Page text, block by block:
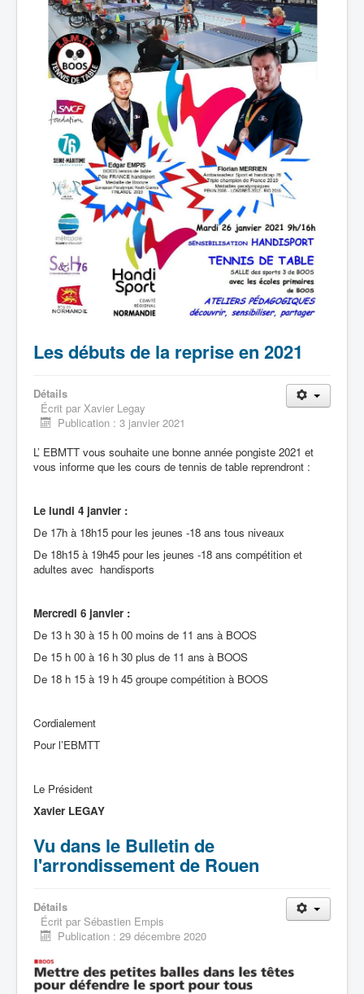
Les débuts de la reprise en 2021
Détails
Écrit par Xavier Legay
Publication : 3 janvier 2021
L’ EBMTT vous souhaite une bonne année pongiste 2021 et
vous informe que les cours de tennis de table reprendront :
Le lundi 4 janvier :
De 17h à 18h15 pour les jeunes -18 ans tous niveaux
De 18h15 à 19h45 pour les jeunes -18 ans compétition et
adultes avec handisports
Mercredi 6 janvier :
De 13 h 30 à 15 h 00 moins de 11 ans à BOOS
De 15 h 00 à 16 h 30 plus de 11 ans à BOOS
De 18 h 15 à 19 h 45 groupe compétition à BOOS
Cordialement
Pour l’EBMTT
Le Président
Xavier LEGAY
Vu dans le Bulletin de
l'arrondissement de Rouen
Détails
Écrit par Sébastien Empis
Publication : 29 décembre 2020